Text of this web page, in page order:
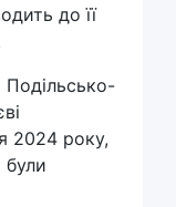
до її
Подільсько-
2024 року,
були